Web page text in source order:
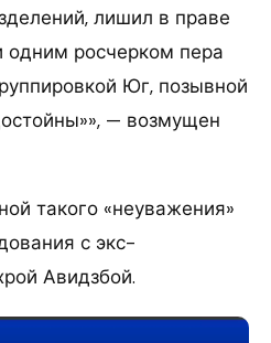
лишил в праве
росчерком пера
Юг, позывной
— возмущен
такого «неуважения»
с экс-
Авидзбой.